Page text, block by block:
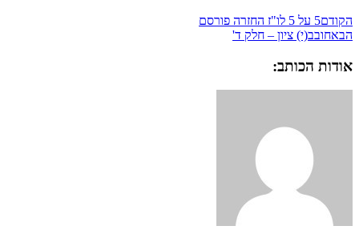
הקודם5 על 5 לו"ז החזרה פורסם
הבאחובב(י) ציון – חלק ד'
אודות הכותב: